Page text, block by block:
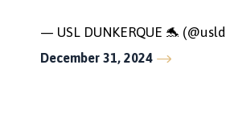
— USL DUNKERQUE 🐬
December 31, 2024